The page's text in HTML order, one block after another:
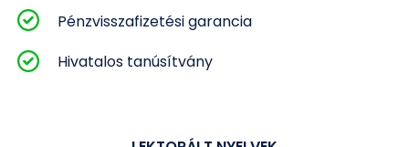
Pénzvisszafizetési garancia
Hivatalos tanúsítvány